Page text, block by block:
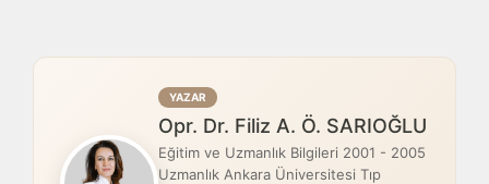
YAZAR
Opr. Dr. Filiz A. Ö. SARIOĞLU
Eğitim ve Uzmanlık Bilgileri 2001 - 2005
Uzmanlık Ankara Üniversitesi Tıp